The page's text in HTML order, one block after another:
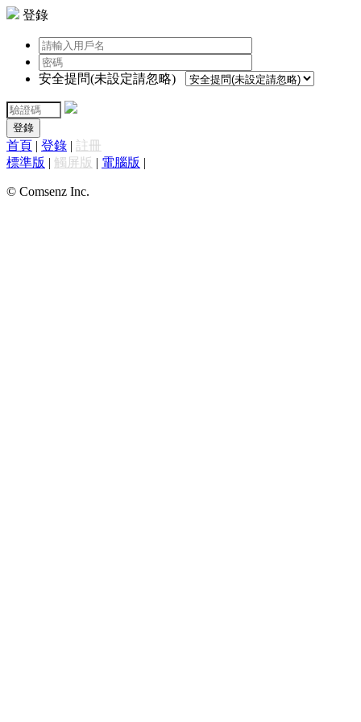
登錄
安全提問(未設定請忽略)
登錄
首頁 | 登錄 | 註冊
標準版 | 觸屏版 | 電腦版 |
© Comsenz Inc.